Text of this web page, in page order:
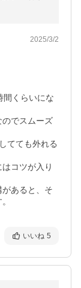
ブラック
2025/3/2
間くらいにな
でスムーズ
てても外れる
コツが入り
あると、そ
いいね 5